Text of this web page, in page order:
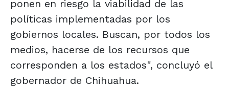
ponen en riesgo la viabilidad de las
políticas implementadas por los
gobiernos locales. Buscan, por todos los
medios, hacerse de los recursos que
corresponden a los estados", concluyó el
gobernador de Chihuahua.